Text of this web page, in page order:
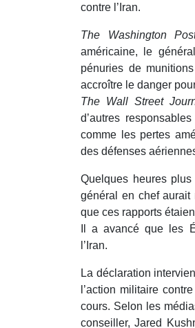
contre l’Iran.
The Washington
américaine, le
pénuries de
accroître le danger
The Wall Street
d’autres
comme les pertes
des défenses
Quelques heures
général en chef aurait
que ces rapports
Il a avancé que les
l’Iran.
La déclaration
l’action militaire
cours. Selon les
conseiller, Jared